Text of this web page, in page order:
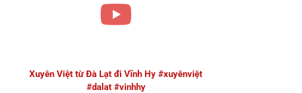
Xuyên Việt từ Đà Lạt đi Vĩnh Hy #xuyênviệt
#dalat #vinhhy